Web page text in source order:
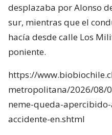
desplazaba por Alonso
sur, mientras que el
hacía desde calle Los
poniente.
https://
metropolitana/2026/08/
neme-queda-
accidente-en.shtml